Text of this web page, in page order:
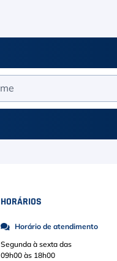
HORÁRIOS
Horário de atendimento
Segunda à sexta das
09h00 às 18h00